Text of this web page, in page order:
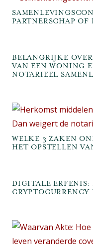
PARTNERSCHAP
BELANGRIJKE
VAN EEN WONING
NOTARIEEL
WELKE 3 ZAKEN
HET OPSTELLEN
DIGITALE ERFENIS: